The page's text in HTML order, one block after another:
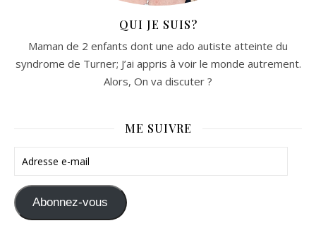
QUI JE SUIS?
Maman de 2 enfants dont une ado autiste atteinte du
syndrome de Turner; J’ai appris à voir le monde autrement.
Alors, On va discuter ?
ME SUIVRE
Adresse e-mail
Abonnez-vous